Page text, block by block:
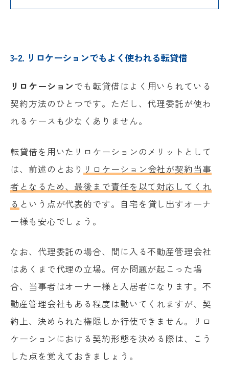
3-2. リロケーションでもよく使われる転貸借
リロケーション でも転貸借はよく用いられている
契約方法のひとつです。ただし、代理委託が使わ
れるケースも少なくありません。
転貸借を用いたリロケーションのメリットとして
は、前述のとおり リロケーション会社が契約当事
者となるため、最後まで責任を以て対応してくれ
る という点が代表的です。自宅を貸し出すオーナ
ー様も安心でしょう。
なお、代理委託の場合、間に入る不動産管理会社
はあくまで代理の立場。何か問題が起こった場
合、当事者はオーナー様と入居者になります。不
動産管理会社もある程度は動いてくれますが、契
約上、決められた権限しか行使できません。リロ
ケーションにおける契約形態を決める際は、こう
した点を覚えておきましょう。